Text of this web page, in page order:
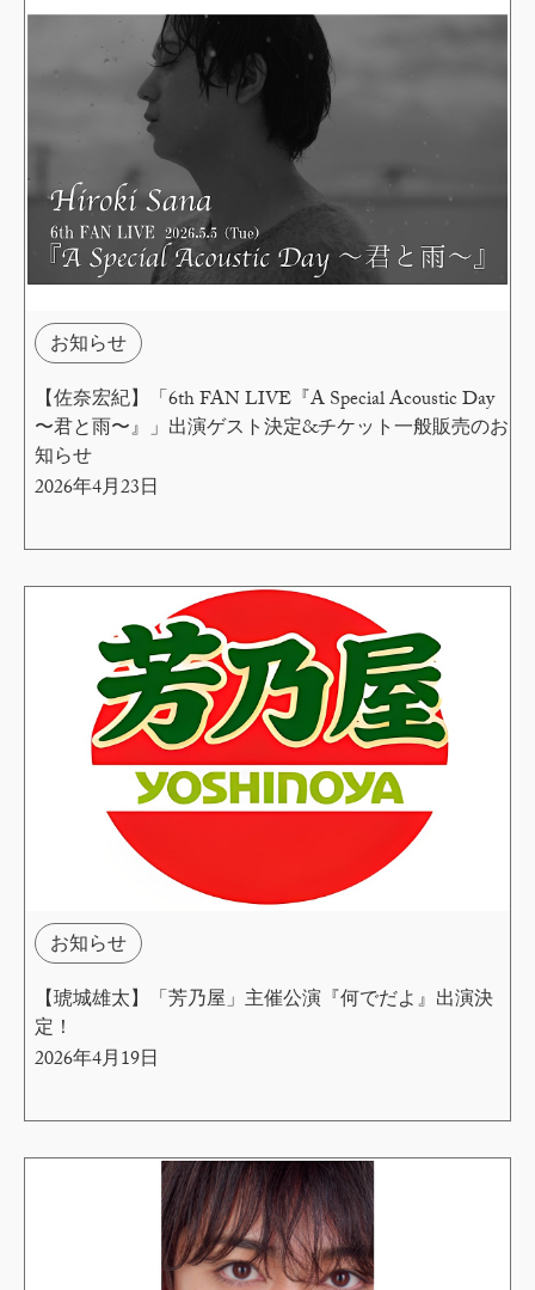
お知らせ
【佐奈宏紀】「6th FAN LIVE『A Special Acoustic Day
〜君と雨〜』」出演ゲスト決定&チケット一般販売のお
知らせ
2026年4月23日
お知らせ
【琥城雄太】「芳乃屋」主催公演『何でだよ』出演決
定！
2026年4月19日